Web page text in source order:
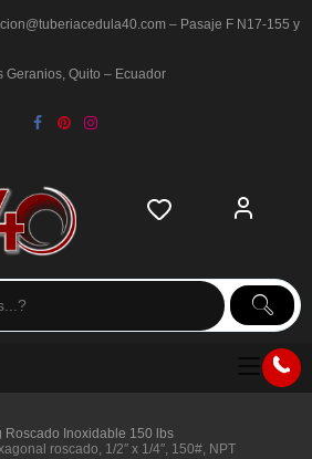
– Pasaje F N17-155 y
Geranios, Quito – Ecuador
Roscado Inoxidable 150 lbs
roscado, 1/2″ x 1/4″, 150#, NPT